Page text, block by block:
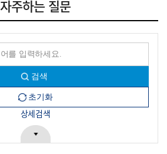
자주하는 질문
상세검색